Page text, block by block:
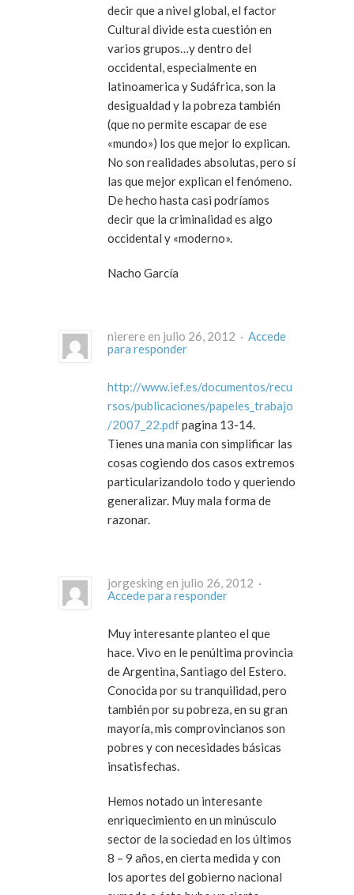
decir que a nivel global, el factor
Cultural divide esta cuestión en
varios grupos…y dentro del
occidental, especialmente en
latinoamerica y Sudáfrica, son la
desigualdad y la pobreza también
(que no permite escapar de ese
«mundo») los que mejor lo explican.
No son realidades absolutas, pero sí
las que mejor explican el fenómeno.
De hecho hasta casi podríamos
decir que la criminalidad es algo
occidental y «moderno».
Nacho García
nierere en julio 26, 2012 · Accede
para responder
http://www.ief.es/documentos/recu
rsos/publicaciones/papeles_trabajo
/2007_22.pdfpagina 13-14.
Tienes una mania con simplificar las
cosas cogiendo dos casos extremos
particularizandolo todo y queriendo
generalizar. Muy mala forma de
razonar.
jorgesking en julio 26, 2012 ·
Accede para responder
Muy interesante planteo el que
hace. Vivo en le penúltima provincia
de Argentina, Santiago del Estero.
Conocida por su tranquilidad, pero
también por su pobreza, en su gran
mayoría, mis comprovincianos son
pobres y con necesidades básicas
insatisfechas.
Hemos notado un interesante
enriquecimiento en un minúsculo
sector de la sociedad en los últimos
8 – 9 años, en cierta medida y con
los aportes del gobierno nacional